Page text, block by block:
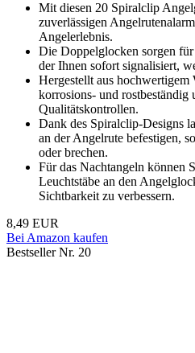
Mit diesen 20 Spiralclip
zuverlässigen
Angelerlebnis.
Die Doppelglocken sorgen
der Ihnen sofort signalisiert,
Hergestellt aus
korrosions- und rostbeständig
Qualitätskontrollen.
Dank des Spiralclip-Designs
an der Angelrute befestigen,
oder brechen.
Für das Nachtangeln können
Leuchtstäbe an den
Sichtbarkeit zu verbessern.
8,49 EUR
Bei Amazon kaufen
Bestseller Nr. 20